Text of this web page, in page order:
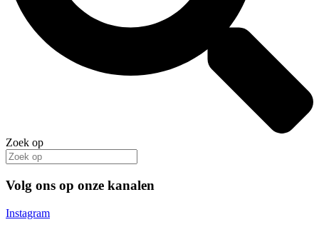
Zoek op
Volg ons op onze kanalen
Instagram